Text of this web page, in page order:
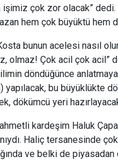
işimiz çok zor olacak” dedi.
hem çok büyüktü hem
bunun acelesi nasıl
olmaz! Çok acil çok acil”
döndüğünce
yapılacak, bu büyüklükte
dökümcü yeri
kardeşim Haluk
Haliç tersanesinde
ve belki de